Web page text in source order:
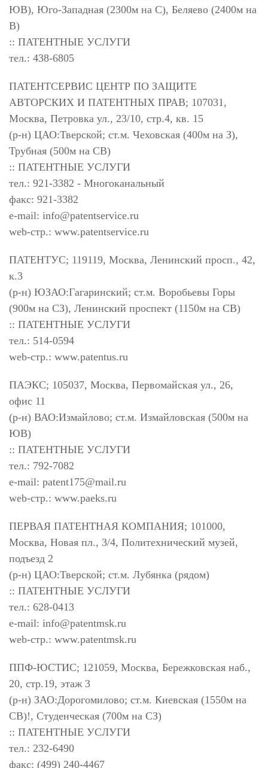
ЮВ), Юго-Западная (2300м на С), Беляево (2400м на
В)
:: ПАТЕНТНЫЕ УСЛУГИ
тел.: 438-6805
ПАТЕНТСЕРВИС ЦЕНТР ПО ЗАЩИТЕ
АВТОРСКИХ И ПАТЕНТНЫХ ПРАВ; 107031,
Москва, Петровка ул., 23/10, стр.4, кв. 15
(р-н) ЦАО:Тверской; ст.м. Чеховская (400м на З),
Трубная (500м на СВ)
:: ПАТЕНТНЫЕ УСЛУГИ
тел.: 921-3382 - Многоканальный
факс: 921-3382
e-mail: info@patentservice.ru
web-стр.: www.patentservice.ru
ПАТЕНТУС; 119119, Москва, Ленинский просп., 42,
к.3
(р-н) ЮЗАО:Гагаринский; ст.м. Воробьевы Горы
(900м на СЗ), Ленинский проспект (1150м на СВ)
:: ПАТЕНТНЫЕ УСЛУГИ
тел.: 514-0594
web-стр.: www.patentus.ru
ПАЭКС; 105037, Москва, Первомайская ул., 26,
офис 11
(р-н) ВАО:Измайлово; ст.м. Измайловская (500м на
ЮВ)
:: ПАТЕНТНЫЕ УСЛУГИ
тел.: 792-7082
e-mail: patent175@mail.ru
web-стр.: www.paeks.ru
ПЕРВАЯ ПАТЕНТНАЯ КОМПАНИЯ; 101000,
Москва, Новая пл., 3/4, Политехнический музей,
подъезд 2
(р-н) ЦАО:Тверской; ст.м. Лубянка (рядом)
:: ПАТЕНТНЫЕ УСЛУГИ
тел.: 628-0413
e-mail: info@patentmsk.ru
web-стр.: www.patentmsk.ru
ППФ-ЮСТИС; 121059, Москва, Бережковская наб.,
20, стр.19, этаж 3
(р-н) ЗАО:Дорогомилово; ст.м. Киевская (1550м на
СВ)!, Студенческая (700м на СЗ)
:: ПАТЕНТНЫЕ УСЛУГИ
тел.: 232-6490
факс: (499) 240-4467